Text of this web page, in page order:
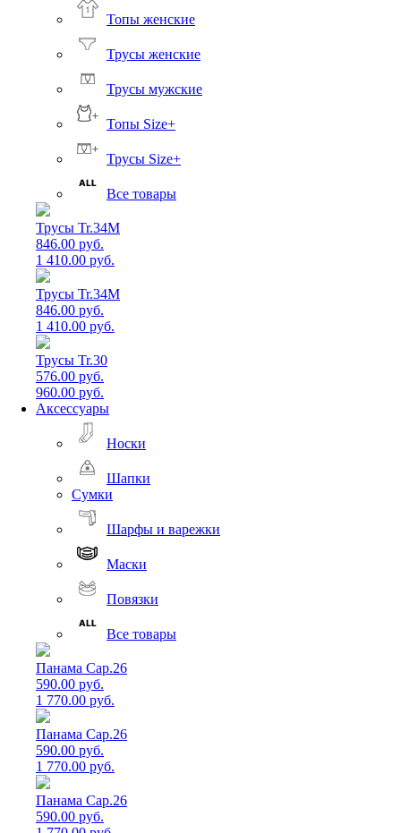
Топы женские
Трусы женские
Трусы мужские
Топы Size+
Трусы Size+
Все товары
Трусы Tr.34M
846.00 руб.
1 410.00 руб.
Трусы Tr.34M
846.00 руб.
1 410.00 руб.
Трусы Tr.30
576.00 руб.
960.00 руб.
Аксессуары
Носки
Шапки
Сумки
Шарфы и варежки
Маски
Повязки
Все товары
Панама Cap.26
590.00 руб.
1 770.00 руб.
Панама Cap.26
590.00 руб.
1 770.00 руб.
Панама Cap.26
590.00 руб.